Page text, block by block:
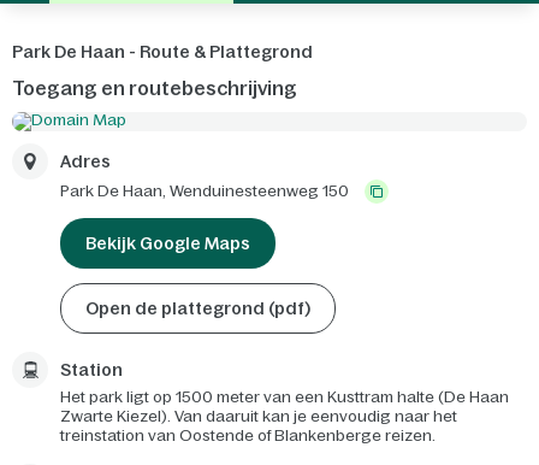
Park De Haan - Route & Plattegrond
Toegang en routebeschrijving
Adres
Park De Haan, Wenduinesteenweg 150
Bekijk Google Maps
Open de plattegrond (pdf)
Station
Het park ligt op 1500 meter van een Kusttram halte (De Haan
Zwarte Kiezel). Van daaruit kan je eenvoudig naar het
treinstation van Oostende of Blankenberge reizen.